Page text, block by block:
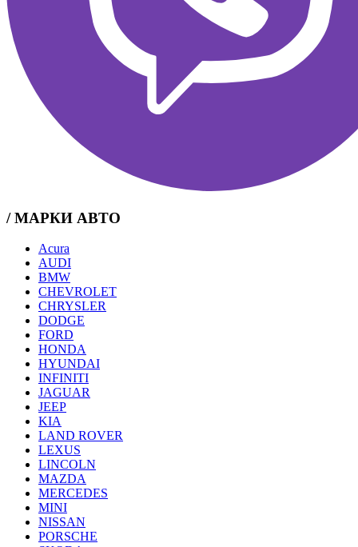
/ МАРКИ АВТО
Acura
AUDI
BMW
CHEVROLET
CHRYSLER
DODGE
FORD
HONDA
HYUNDAI
INFINITI
JAGUAR
JEEP
KIA
LAND ROVER
LEXUS
LINCOLN
MAZDA
MERCEDES
MINI
NISSAN
PORSCHE